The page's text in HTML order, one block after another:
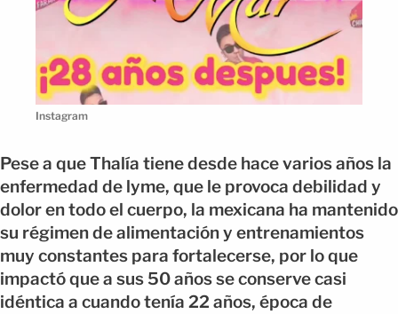
Instagram
Pese a que Thalía tiene desde hace varios años la
enfermedad de lyme, que le provoca debilidad y
dolor en todo el cuerpo, la mexicana ha mantenido
su régimen de alimentación y entrenamientos
muy constantes para fortalecerse, por lo que
impactó que a sus 50 años se conserve casi
idéntica a cuando tenía 22 años, época de